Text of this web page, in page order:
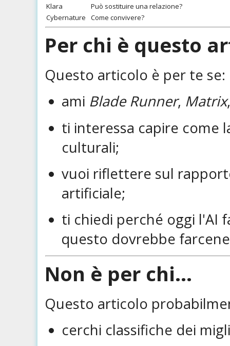
Klara
Può sostituire una relazione?
Cybernature
Come convivere?
Per chi è questo
Questo articolo è per te se:
ami Blade Runner, Matrix
ti interessa capire come
culturali;
vuoi riflettere sul
artificiale;
ti chiedi perché oggi l'AI
questo dovrebbe
Non è per chi...
Questo articolo
cerchi classifiche dei